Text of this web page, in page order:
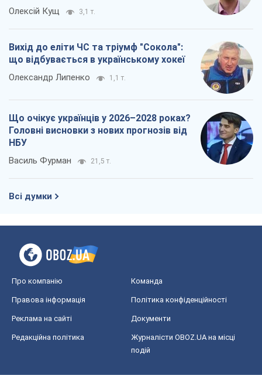
Олексій Кущ 3,1 т.
Вихід до еліти ЧС та тріумф "Сокола":
що відбувається в українському хокеї
Олександр Липенко 1,1 т.
Що очікує українців у 2026–2028 роках?
Головні висновки з нових прогнозів від
НБУ
Василь Фурман 21,5 т.
Всі думки
Про компанію Команда
Правова інформація Політика конфіденційності
Реклама на сайті Документи
Редакційна політика
Журналісти OBOZ.UA на місці
подій